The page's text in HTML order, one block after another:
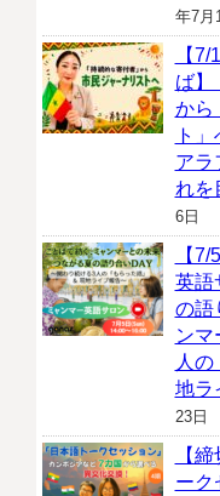
年7月
【
ば】
から
ト
アラ
れを
6日
【
英語
の語
ンマ
人
地ラ
23日
【
ーク